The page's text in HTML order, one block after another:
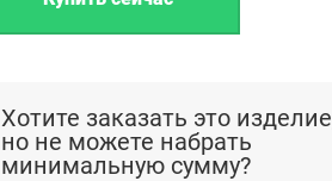
Хотите заказать это
но не можете набрать
минимальную сумму?